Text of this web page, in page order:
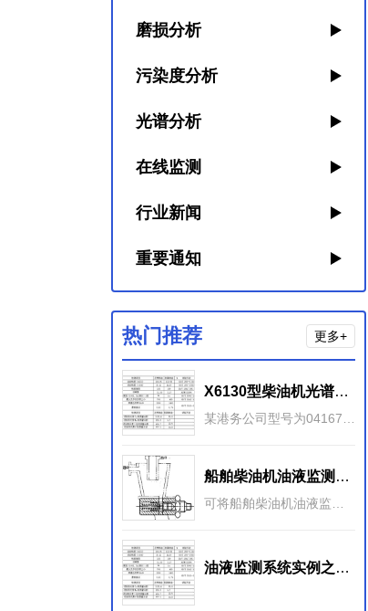
磨损分析
污染度分析
光谱分析
在线监测
行业新闻
重要通知
热门推荐 更多+
X6130型柴油机光谱、铁谱和理化分析监测
船舶柴油机油液监测的数据来源
油液监测系统实例之诊断船舶柴油机轴瓦异常磨损